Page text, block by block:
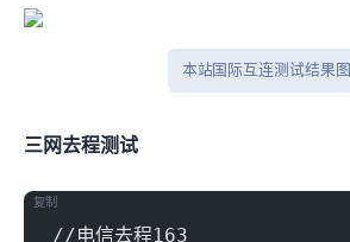
本站 Tcpping 国际互连测试结果图
三网去程nexttrace测试
//电信去程163
复制